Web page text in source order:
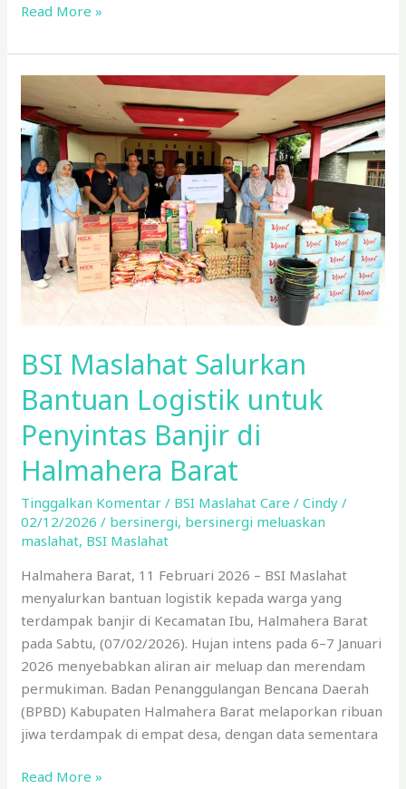
Read More »
BSI Maslahat Salurkan
Bantuan Logistik untuk
Penyintas Banjir di
Halmahera Barat
Tinggalkan Komentar / BSI Maslahat Care /Cindy/
02/12/2026/ bersinergi, bersinergi meluaskan
maslahat, BSI Maslahat
Halmahera Barat, 11 Februari 2026 – BSI Maslahat
menyalurkan bantuan logistik kepada warga yang
terdampak banjir di Kecamatan Ibu, Halmahera Barat
pada Sabtu, (07/02/2026). Hujan intens pada 6–7 Januari
2026 menyebabkan aliran air meluap dan merendam
permukiman. Badan Penanggulangan Bencana Daerah
(BPBD) Kabupaten Halmahera Barat melaporkan ribuan
jiwa terdampak di empat desa, dengan data sementara
Maslahat
Salurkan
Bantuan
Logistik
untuk
Penyintas
Banjir
di
Halmahera
Read More »